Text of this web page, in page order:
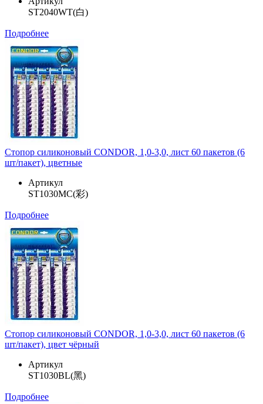
ST2040WT(白)
Подробнее
Стопор силиконовый CONDOR, 1,0-3,0, лист 60 пакетов (6
шт/пакет), цветные
Артикул
ST1030MC(彩)
Подробнее
Стопор силиконовый CONDOR, 1,0-3,0, лист 60 пакетов (6
шт/пакет), цвет чёрный
Артикул
ST1030BL(黑)
Подробнее